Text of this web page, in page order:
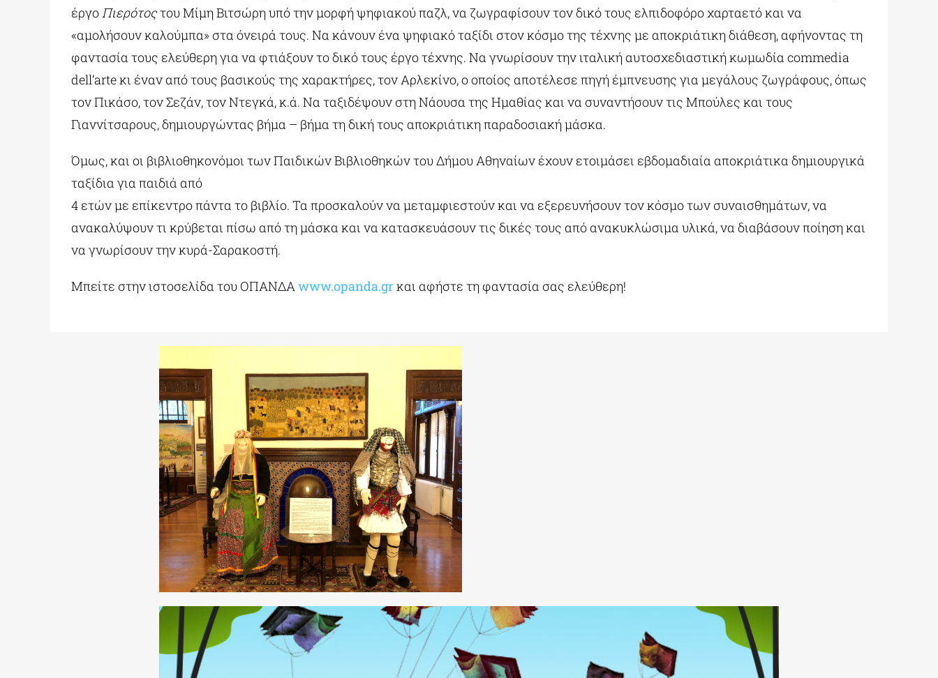
έργοΠιερότοςτου Μίμη Βιτσώρη υπό την μορφή ψηφιακού παζλ, να ζωγραφίσουν τον δικό τους ελπιδοφόρο χαρταετό και να
«αμολήσουν καλούμπα» στα όνειρά τους. Να κάνουν ένα ψηφιακό ταξίδι στον κόσμο της τέχνης με αποκριάτικη διάθεση, αφήνοντας τη
φαντασία τους ελεύθερη για να φτιάξουν το δικό τους έργο τέχνης. Nα γνωρίσουν την ιταλική αυτοσχεδιαστική κωμωδία commedia
dell’arte κι έναν από τους βασικούς της χαρακτήρες, τον Αρλεκίνο, ο οποίος αποτέλεσε πηγή έμπνευσης για μεγάλους ζωγράφους, όπως
τον Πικάσο, τον Σεζάν, τον Ντεγκά, κ.ά. Να ταξιδέψουν στη Νάουσα της Ημαθίας και να συναντήσουν τις Μπούλες και τους
Γιαννίτσαρους, δημιουργώντας βήμα – βήμα τη δική τους αποκριάτικη παραδοσιακή μάσκα.
Όμως, και οι βιβλιοθηκονόμοι των Παιδικών Βιβλιοθηκών του Δήμου Αθηναίων έχουν ετοιμάσει εβδομαδιαία αποκριάτικα δημιουργικά
ταξίδια για παιδιά από
4 ετών με επίκεντρο πάντα το βιβλίο. Τα προσκαλούν να μεταμφιεστούν και να εξερευνήσουν τον κόσμο των συναισθημάτων, να
ανακαλύψουν τι κρύβεται πίσω από τη μάσκα και να κατασκευάσουν τις δικές τους από ανακυκλώσιμα υλικά, να διαβάσουν ποίηση και
να γνωρίσουν την κυρά-Σαρακοστή.
Μπείτε στην ιστοσελίδα του ΟΠΑΝΔΑwww.opanda.gr και αφήστε τη φαντασία σας ελεύθερη!